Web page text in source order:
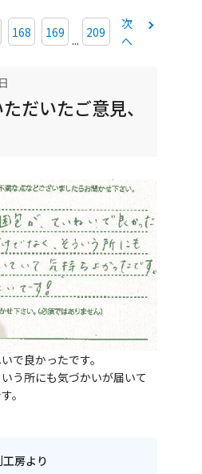
168 169 ... 209
次
へ
だいたご意見、
で良かったです。
う所にも気づかいが届いて
。
房より